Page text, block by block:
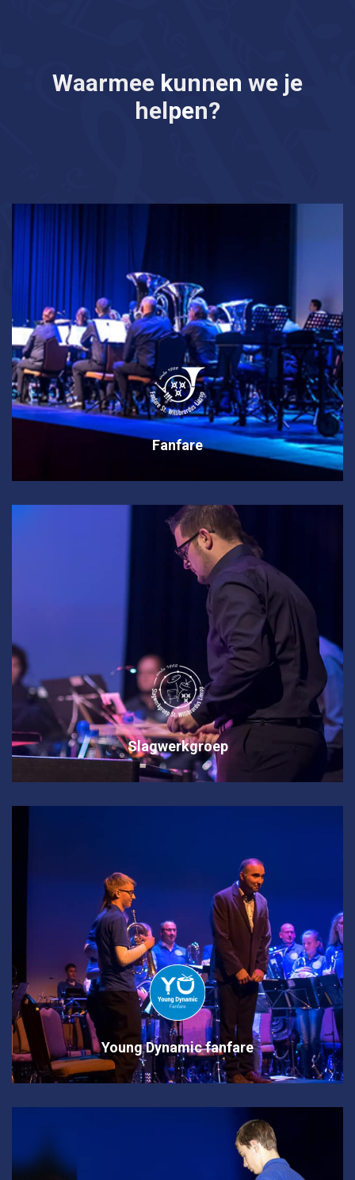
Waarmee kunnen we je
helpen?
Fanfare
Slagwerkgroep
Young Dynamic fanfare